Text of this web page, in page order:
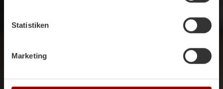
Statistiken
Marketing